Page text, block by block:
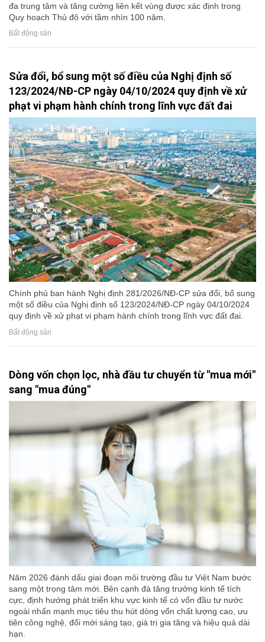
đa trung tâm và tăng cường liên kết vùng được xác định trong
Quy hoạch Thủ đô với tầm nhìn 100 năm.
Bất động sản
Sửa đổi, bổ sung một số điều của Nghị định số
123/2024/NĐ-CP ngày 04/10/2024 quy định về xử
phạt vi phạm hành chính trong lĩnh vực đất đai
Chính phủ ban hành Nghị định 281/2026/NĐ-CP sửa đổi, bổ sung
một số điều của Nghị định số 123/2024/NĐ-CP ngày 04/10/2024
quy định về xử phạt vi phạm hành chính trong lĩnh vực đất đai.
Bất động sản
Dòng vốn chọn lọc, nhà đầu tư chuyển từ "mua mới"
sang "mua đúng"
Năm 2026 đánh dấu giai đoạn môi trường đầu tư Việt Nam bước
sang một trọng tâm mới. Bên cạnh đà tăng trưởng kinh tế tích
cực, định hướng phát triển khu vực kinh tế có vốn đầu tư nước
ngoài nhấn mạnh mục tiêu thu hút dòng vốn chất lượng cao, ưu
tiên công nghệ, đổi mới sáng tạo, giá trị gia tăng và hiệu quả dài
hạn.